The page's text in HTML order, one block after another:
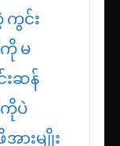
ကွင်း
မ
းဆန်
ကိုပဲ
ားမျိုး